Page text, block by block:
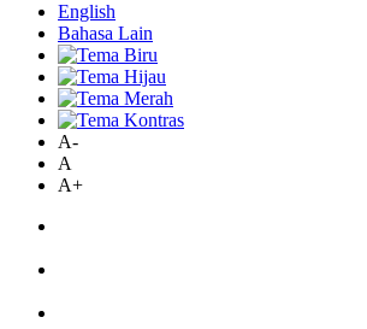
English
Bahasa Lain
A-
A
A+